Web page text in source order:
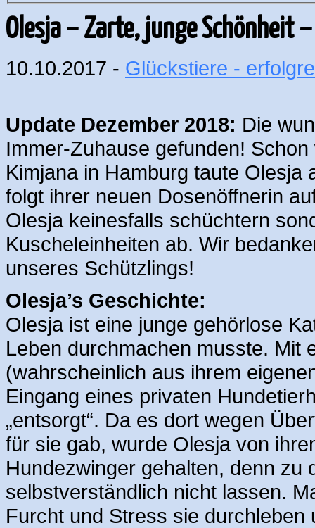
Olesja – Zarte, junge Schönheit –
10.10.2017 - Glückstiere -
Update Dezember 2018: Die
Immer-Zuhause gefunden!
Kimjana in Hamburg taute Olesja
folgt ihrer neuen Dosenöffnerin
Olesja keinesfalls schüchtern
Kuscheleinheiten ab. Wir
unseres Schützlings!
Olesja’s Geschichte:
Olesja ist eine junge gehörlose
Leben durchmachen musste. Mit
(wahrscheinlich aus ihrem
Eingang eines privaten
„entsorgt“. Da es dort wegen
für sie gab, wurde Olesja von
Hundezwinger gehalten, denn zu
selbstverständlich nicht lassen.
Furcht und Stress sie durchleben